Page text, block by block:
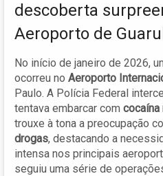
descoberta
Aeroporto de
No início de janeiro de 2026,
ocorreu no Aeroporto
Paulo. A Polícia Federal
tentava embarcar com cocaína
trouxe à tona a preocupação
drogas, destacando a
intensa nos principais
seguiu uma série de